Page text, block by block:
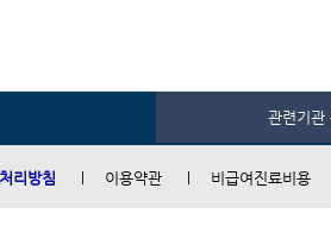
관련기관
리방침 이용약관 비급여진료비용